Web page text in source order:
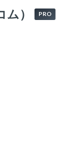
） PRO